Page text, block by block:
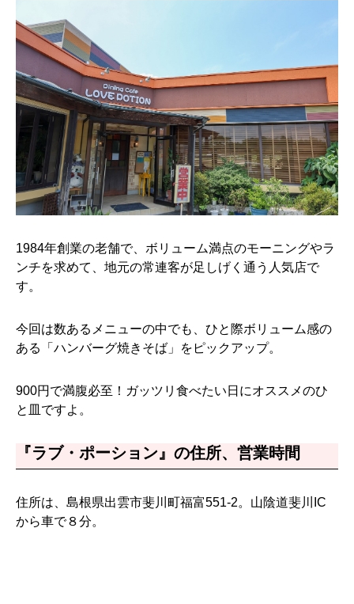
1984年創業の老舗で、ボリューム満点のモーニングやラ
ンチを求めて、地元の常連客が足しげく通う人気店で
す。
今回は数あるメニューの中でも、ひと際ボリューム感の
ある「ハンバーグ焼きそば」をピックアップ。
900円で満腹必至！ガッツリ食べたい日にオススメのひ
と皿ですよ。
『ラブ・ポーション』の住所、営業時間
住所は、島根県出雲市斐川町福富551-2。山陰道斐川IC
から車で８分。